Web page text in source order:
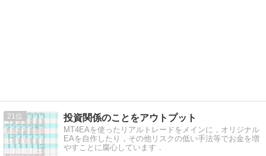
21 投資関係のことをアウトプット
MT4EAを使ったリアルトレードをメインに，オリジナル
EAを自作したり，その他リスクの低い手法等でお金を増
やすことに腐心しています．